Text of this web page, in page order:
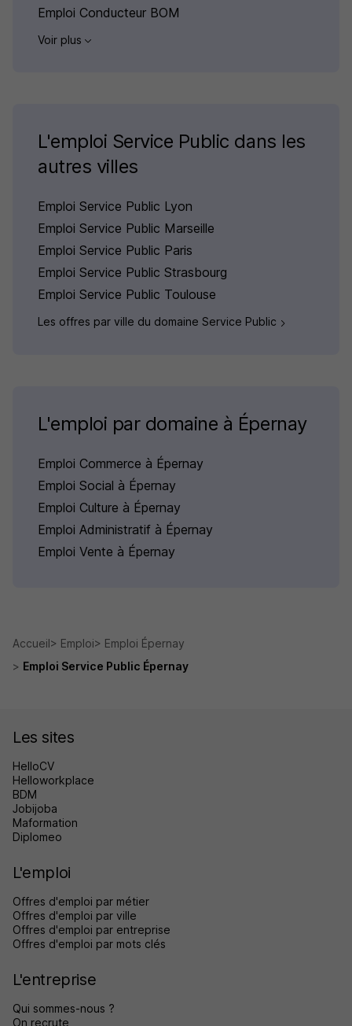
Emploi Conducteur BOM
Voir plus
L'emploi Service Public dans les
autres villes
Emploi Service Public Lyon
Emploi Service Public Marseille
Emploi Service Public Paris
Emploi Service Public Strasbourg
Emploi Service Public Toulouse
Les offres par ville du domaine Service Public
L'emploi par domaine à Épernay
Emploi Commerce à Épernay
Emploi Social à Épernay
Emploi Culture à Épernay
Emploi Administratif à Épernay
Emploi Vente à Épernay
Accueil Emploi
Emploi Épernay
Emploi Service Public Épernay
Les sites
HelloCV
Helloworkplace
BDM
Jobijoba
Maformation
Diplomeo
L'emploi
Offres d'emploi par métier
Offres d'emploi par ville
Offres d'emploi par entreprise
Offres d'emploi par mots clés
L'entreprise
Qui sommes-nous ?
On recrute